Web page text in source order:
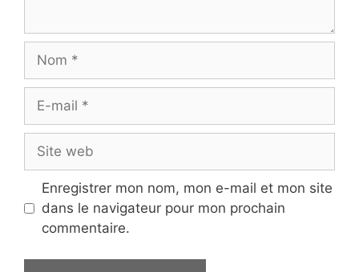
Nom
Site
web
Enregistrer mon nom, mon e-mail et mon site
dans le navigateur pour mon prochain
commentaire.